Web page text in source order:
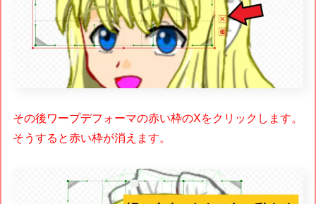
その後ワープデフォーマの赤い枠のXをクリックします。
そうすると赤い枠が消えます。